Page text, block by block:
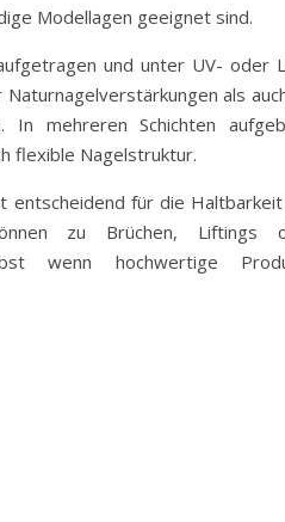
Modellagen geeignet sind.
und unter UV- oder
als
In mehreren Schichten
flexible Nagelstruktur.
entscheidend für die
zu Brüchen, Liftings
wenn hochwertige